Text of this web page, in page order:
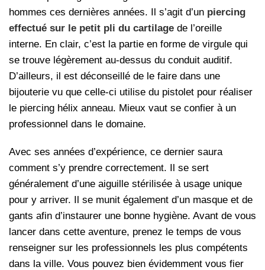
hommes ces dernières années. Il s’agit d’un piercing
effectué sur le petit pli du cartilage de l’oreille
interne. En clair, c’est la partie en forme de virgule qui
se trouve légèrement au-dessus du conduit auditif.
D’ailleurs, il est déconseillé de le faire dans une
bijouterie vu que celle-ci utilise du pistolet pour réaliser
le piercing hélix anneau. Mieux vaut se confier à un
professionnel dans le domaine.
Avec ses années d’expérience, ce dernier saura
comment s’y prendre correctement. Il se sert
généralement d’une aiguille stérilisée à usage unique
pour y arriver. Il se munit également d’un masque et de
gants afin d’instaurer une bonne hygiène. Avant de vous
lancer dans cette aventure, prenez le temps de vous
renseigner sur les professionnels les plus compétents
dans la ville. Vous pouvez bien évidemment vous fier